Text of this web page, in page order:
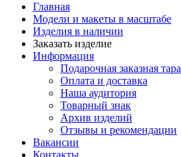
Главная
Модели и макеты в масштабе
Изделия в наличии
Заказать изделие
Информация
Подарочная заказная тара
Оплата и доставка
Наша аудитория
Товарный знак
Архив изделий
Отзывы и рекомендации
Вакансии